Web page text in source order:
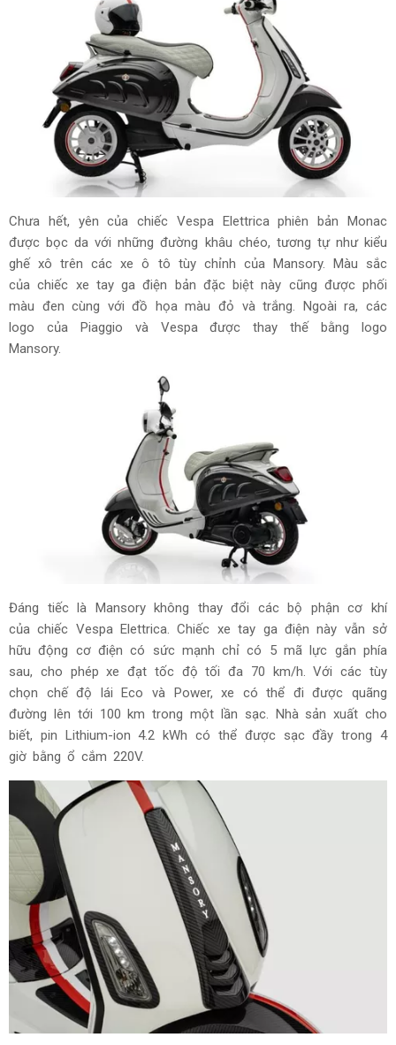
Chưa hết, yên của chiếc Vespa Elettrica phiên bản Monac
được bọc da với những đường khâu chéo, tương tự như kiểu
ghế xô trên các xe ô tô tùy chỉnh của Mansory. Màu sắc
của chiếc xe tay ga điện bản đặc biệt này cũng được phối
màu đen cùng với đồ họa màu đỏ và trắng. Ngoài ra, các
logo của Piaggio và Vespa được thay thế bằng logo
Mansory.
Đáng tiếc là Mansory không thay đổi các bộ phận cơ khí
của chiếc Vespa Elettrica. Chiếc xe tay ga điện này vẫn sở
hữu động cơ điện có sức mạnh chỉ có 5 mã lực gắn phía
sau, cho phép xe đạt tốc độ tối đa 70 km/h. Với các tùy
chọn chế độ lái Eco và Power, xe có thể đi được quãng
đường lên tới 100 km trong một lần sạc. Nhà sản xuất cho
biết, pin Lithium-ion 4.2 kWh có thể được sạc đầy trong 4
giờ bằng ổ cắm 220V.